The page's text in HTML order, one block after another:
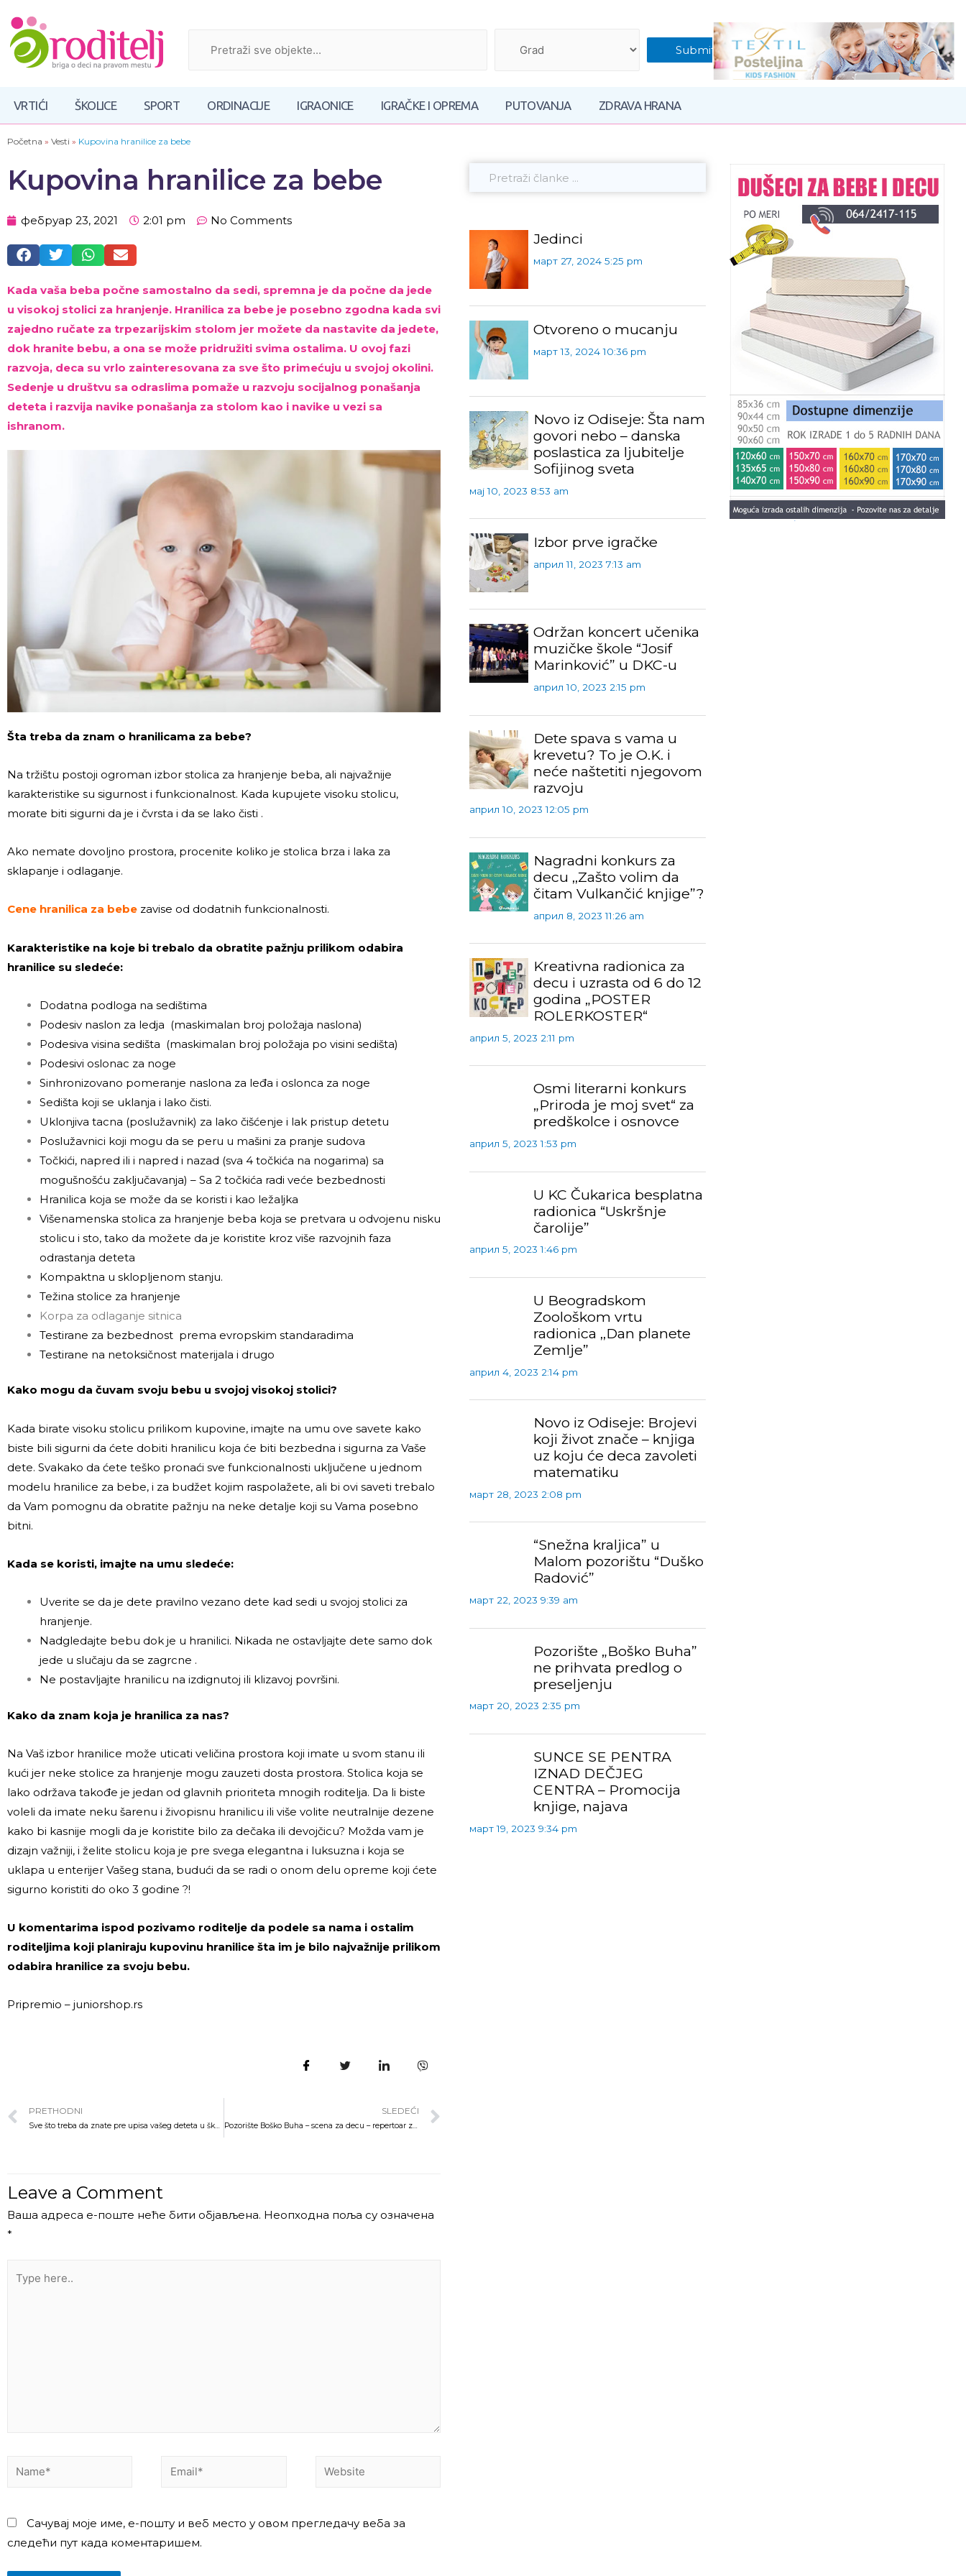
VRTIĆI ŠKOLICE SPORT ORDINACIJE IGRAONICE IGRAČKE I OPREMA PUTOVANJA ZDRAVA HRANA
Početna » Vesti » Kupovina hranilice za bebe
Kupovina hranilice za bebe
фебруар 23, 2021 2:01 pm No Comments
Kada vaša beba počne samostalno da sedi, spremna je da počne da jede
u visokoj stolici za hranjenje. Hranilica za bebe je posebno zgodna kada svi
zajedno ručate za trpezarijskim stolom jer možete da nastavite da jedete,
dok hranite bebu, a ona se može pridružiti svima ostalima. U ovoj fazi
razvoja, deca su vrlo zainteresovana za sve što primećuju u svojoj okolini.
Sedenje u društvu sa odraslima pomaže u razvoju socijalnog ponašanja
deteta i razvija navike ponašanja za stolom kao i navike u vezi sa
ishranom.
Šta treba da znam o hranilicama za bebe?
Na tržištu postoji ogroman izbor stolica za hranjenje beba, ali najvažnije
karakteristike su sigurnost i funkcionalnost. Kada kupujete visoku stolicu,
morate biti sigurni da je i čvrsta i da se lako čisti .
Ako nemate dovoljno prostora, procenite koliko je stolica brza i laka za
sklapanje i odlaganje.
Cene hranilica za bebe zavise od dodatnih funkcionalnosti.
Karakteristike na koje bi trebalo da obratite pažnju prilikom odabira
hranilice su sledeće:
Dodatna podloga na sedištima
Podesiv naslon za ledja (maskimalan broj položaja naslona)
Podesiva visina sedišta (maskimalan broj položaja po visini sedišta)
Podesivi oslonac za noge
Sinhronizovano pomeranje naslona za leđa i oslonca za noge
Sedišta koji se uklanja i lako čisti.
Uklonjiva tacna (poslužavnik) za lako čišćenje i lak pristup detetu
Poslužavnici koji mogu da se peru u mašini za pranje sudova
Točkići, napred ili i napred i nazad (sva 4 točkića na nogarima) sa
mogušnošću zaključavanja) – Sa 2 točkića radi veće bezbednosti
Hranilica koja se može da se koristi i kao ležaljka
Višenamenska stolica za hranjenje beba koja se pretvara u odvojenu nisku
stolicu i sto, tako da možete da je koristite kroz više razvojnih faza
odrastanja deteta
Kompaktna u sklopljenom stanju.
Težina stolice za hranjenje
Korpa za odlaganje sitnica
Testirane za bezbednost prema evropskim standaradima
Testirane na netoksičnost materijala i drugo
Kako mogu da čuvam svoju bebu u svojoj visokoj stolici?
Kada birate visoku stolicu prilikom kupovine, imajte na umu ove savete kako
biste bili sigurni da ćete dobiti hranilicu koja će biti bezbedna i sigurna za Vaše
dete. Svakako da ćete teško pronaći sve funkcionalnosti uključene u jednom
modelu hranilice za bebe, i za budžet kojim raspolažete, ali bi ovi saveti trebalo
da Vam pomognu da obratite pažnju na neke detalje koji su Vama posebno
bitni.
Kada se koristi, imajte na umu sledeće:
Uverite se da je dete pravilno vezano dete kad sedi u svojoj stolici za
hranjenje.
Nadgledajte bebu dok je u hranilici. Nikada ne ostavljajte dete samo dok
jede u slučaju da se zagrcne .
Ne postavljajte hranilicu na izdignutoj ili klizavoj površini.
Kako da znam koja je hranilica za nas?
Na Vaš izbor hranilice može uticati veličina prostora koji imate u svom stanu ili
kući jer neke stolice za hranjenje mogu zauzeti dosta prostora. Stolica koja se
lako održava takođe je jedan od glavnih prioriteta mnogih roditelja. Da li biste
voleli da imate neku šarenu i živopisnu hranilicu ili više volite neutralnije dezene
kako bi kasnije mogli da je koristite bilo za dečaka ili devojčicu? Možda vam je
dizajn važniji, i želite stolicu koja je pre svega elegantna i luksuzna i koja se
uklapa u enterijer Vašeg stana, budući da se radi o onom delu opreme koji ćete
sigurno koristiti do oko 3 godine ?!
U komentarima ispod pozivamo roditelje da podele sa nama i ostalim
roditeljima koji planiraju kupovinu hranilice šta im je bilo najvažnije prilikom
odabira hranilice za svoju bebu.
Pripremio – juniorshop.rs
PRETHODNI
Sve što treba da znate pre upisa vašeg deteta u školu NA JEDNOM MESTU
SLEDEĆI
Pozorište Boško Buha – scena za decu – repertoar za mart
Leave a Comment
Ваша адреса е-поште неће бити објављена. Неопходна поља су означена
*
Сачувај моје име, е-пошту и веб место у овом прегледачу веба за
следећи пут када коментаришем.
Jedinci
март 27, 2024 5:25 pm
Otvoreno o mucanju
март 13, 2024 10:36 pm
Novo iz Odiseje: Šta nam
govori nebo – danska
poslastica za ljubitelje
Sofijinog sveta
мај 10, 2023 8:53 am
Izbor prve igračke
април 11, 2023 7:13 am
Održan koncert učenika
muzičke škole “Josif
Marinković” u DKC-u
април 10, 2023 2:15 pm
Dete spava s vama u
krevetu? To je O.K. i
neće naštetiti njegovom
razvoju
април 10, 2023 12:05 pm
Nagradni konkurs za
decu ,,Zašto volim da
čitam Vulkančić knjige”?
април 8, 2023 11:26 am
Kreativna radionica za
decu i uzrasta od 6 do 12
godina „POSTER
ROLERKOSTER“
април 5, 2023 2:11 pm
Osmi literarni konkurs
„Priroda je moj svet“ za
predškolce i osnovce
април 5, 2023 1:53 pm
U KC Čukarica besplatna
radionica “Uskršnje
čarolije”
април 5, 2023 1:46 pm
U Beogradskom
Zoološkom vrtu
radionica ,,Dan planete
Zemlje”
април 4, 2023 2:14 pm
Novo iz Odiseje: Brojevi
koji život znače – knjiga
uz koju će deca zavoleti
matematiku
март 28, 2023 2:08 pm
“Snežna kraljica” u
Malom pozorištu “Duško
Radović”
март 22, 2023 9:39 am
Pozorište „Boško Buha”
ne prihvata predlog o
preseljenju
март 20, 2023 2:35 pm
SUNCE SE PENTRA
IZNAD DEČJEG
CENTRA – Promocija
knjige, najava
март 19, 2023 9:34 pm